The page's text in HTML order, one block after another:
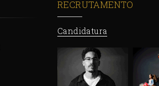
RECRUTAMENTO
Candidatura